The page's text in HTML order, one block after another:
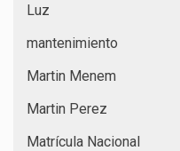
Luz
mantenimiento
Martin Menem
Martin Perez
Matrícula Nacional